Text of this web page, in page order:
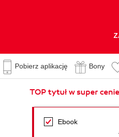
Pobierz aplikację Bony
TOP tytuł w super
Ebook